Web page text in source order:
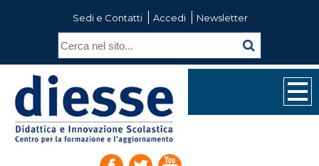
Sedi e Contatti Accedi Newsletter